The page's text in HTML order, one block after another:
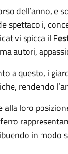
dell’anno, e
spettacoli,
spicca il
autori,
a questo, i
rendendo
alla loro
in modo